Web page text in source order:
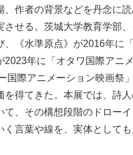
、作者の背景などを丹念に
させる。茨城大学教育学部
、《水準原点》が2016年に
2023年に「オタワ国際アニ
国際アニメーション映画祭
を得てきた。本展では、詩
て、その構想段階のドロー
言葉や線を、実体としても